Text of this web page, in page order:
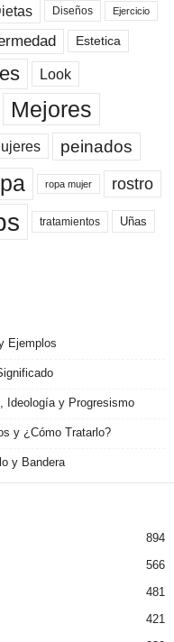
Diseños Ejercicio
Estetica
Look
Mejores
peinados
ropa mujer rostro
tratamientos Uñas
Ejemplos
Ideología y Progresismo
y ¿Cómo Tratarlo?
y Bandera
894
566
481
421